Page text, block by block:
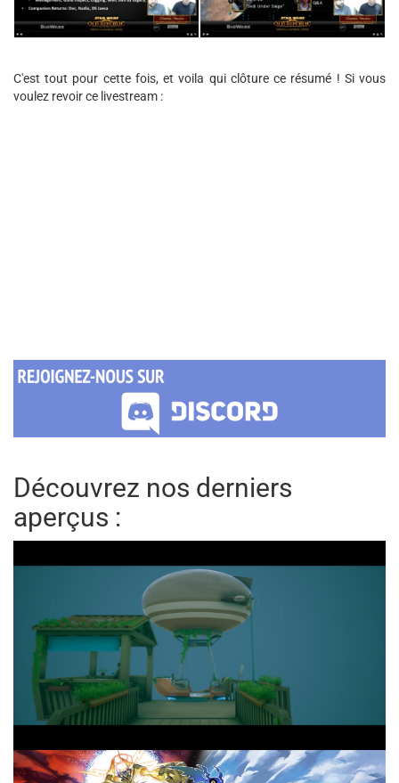
C'est tout pour cette fois, et voila qui clôture ce résumé ! Si vous
voulez revoir ce livestream :
Découvrez nos derniers
aperçus :